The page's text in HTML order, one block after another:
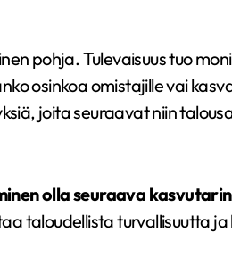
pohja. Tulevaisuus tuo
osinkoa omistajille vai
joita seuraavat niin
olla seuraava
taloudellista turvallisuutta ja